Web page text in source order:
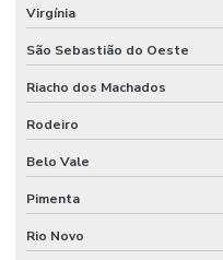
Virgínia
São Sebastião do Oeste
Riacho dos Machados
Rodeiro
Belo Vale
Pimenta
Rio Novo